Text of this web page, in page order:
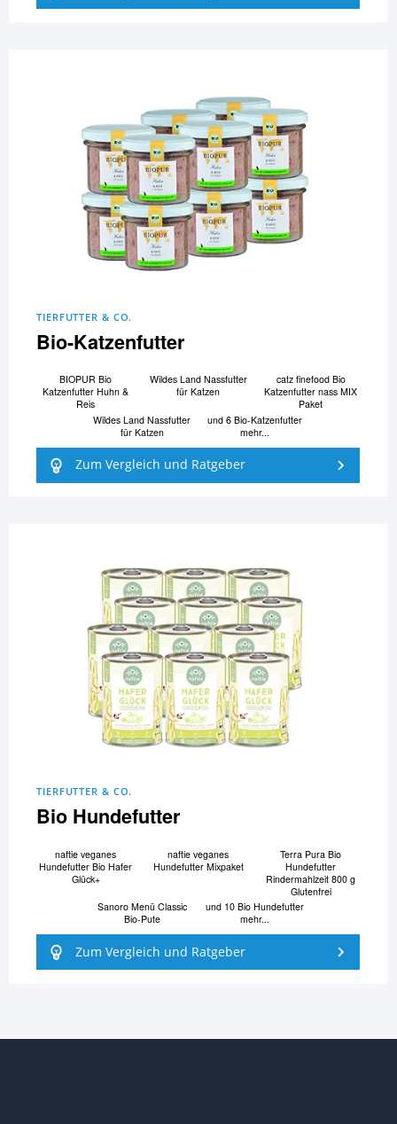
TIERFUTTER & CO.
Bio-Katzenfutter
BIOPUR Bio
Katzenfutter Huhn &
Reis
Wildes Land Nassfutter
für Katzen
catz finefood Bio
Katzenfutter nass MIX
Paket
Wildes Land Nassfutter
für Katzen
und 6 Bio-Katzenfutter
mehr...
Zum Vergleich und Ratgeber
TIERFUTTER & CO.
Bio Hundefutter
naftie veganes
Hundefutter Bio Hafer
Glück+
naftie veganes
Hundefutter Mixpaket
Terra Pura Bio
Hundefutter
Rindermahlzeit 800 g
Glutenfrei
Sanoro Menü Classic
Bio-Pute
und 10 Bio Hundefutter
mehr...
Zum Vergleich und Ratgeber